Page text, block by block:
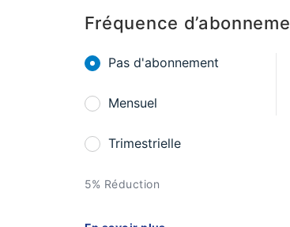
Fréquence
Pas d'abonnement
Mensuel
Trimestrielle
5% Réduction